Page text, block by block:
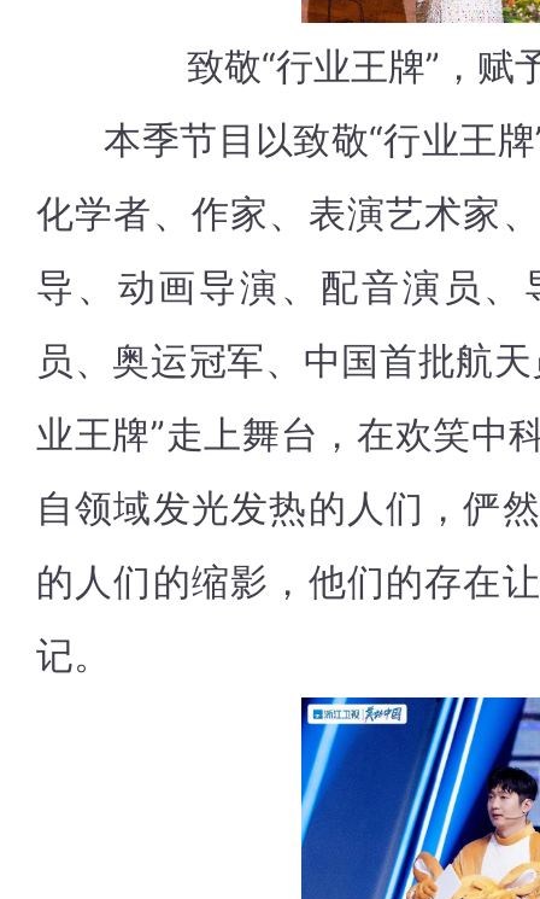
致敬“行业王牌”，赋
本季节目以致敬“行业王牌
化学者、作家、表演艺术家
导、动画导演、配音演员
员、奥运冠军、中国首批航
业王牌”走上舞台，在欢笑中
自领域发光发热的人们，俨
的人们的缩影，他们的存在
记。